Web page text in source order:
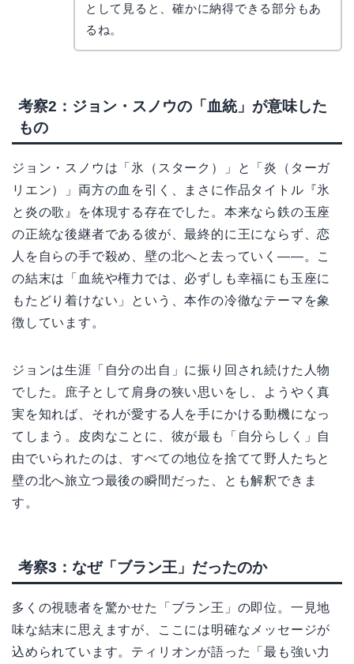
として見ると、確かに納得できる部分もあ
るね。
考察2：ジョン・スノウの「血統」が意味した
もの
ジョン・スノウは「氷（スターク）」と「炎（ターガ
リエン）」両方の血を引く、まさに作品タイトル『氷
と炎の歌』を体現する存在でした。本来なら鉄の玉座
の正統な後継者である彼が、最終的に王にならず、恋
人を自らの手で殺め、壁の北へと去っていく――。こ
の結末は「血統や権力では、必ずしも幸福にも玉座に
もたどり着けない」という、本作の冷徹なテーマを象
徴しています。
ジョンは生涯「自分の出自」に振り回され続けた人物
でした。庶子として肩身の狭い思いをし、ようやく真
実を知れば、それが愛する人を手にかける動機になっ
てしまう。皮肉なことに、彼が最も「自分らしく」自
由でいられたのは、すべての地位を捨てて野人たちと
壁の北へ旅立つ最後の瞬間だった、とも解釈できま
す。
考察3：なぜ「ブラン王」だったのか
多くの視聴者を驚かせた「ブラン王」の即位。一見地
味な結末に思えますが、ここには明確なメッセージが
込められています。ティリオンが語った「最も強い力